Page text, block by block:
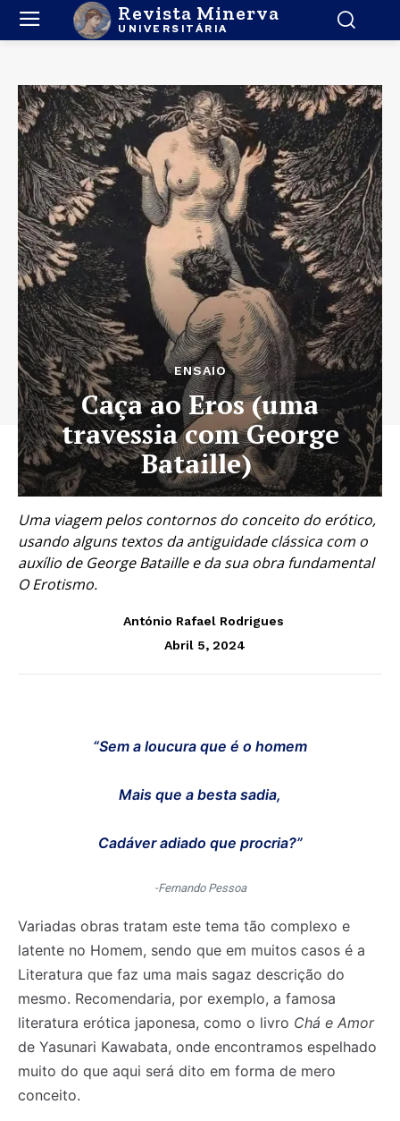
Revista Minerva
UNIVERSITÁRIA
ENSAIO
Caça ao Eros (uma
travessia com George
Bataille)
Uma viagem pelos contornos do conceito do erótico,
usando alguns textos da antiguidade clássica com o
auxílio de George Bataille e da sua obra fundamental
O Erotismo.
António Rafael Rodrigues
Abril 5, 2024
“Sem a loucura que é o homem
Mais que a besta sadia,
Cadáver adiado que procria?”
-Fernando Pessoa
Variadas obras tratam este tema tão complexo e
latente no Homem, sendo que em muitos casos é a
Literatura que faz uma mais sagaz descrição do
mesmo. Recomendaria, por exemplo, a famosa
literatura erótica japonesa, como o livro Chá e Amor
de Yasunari Kawabata, onde encontramos espelhado
muito do que aqui será dito em forma de mero
conceito.